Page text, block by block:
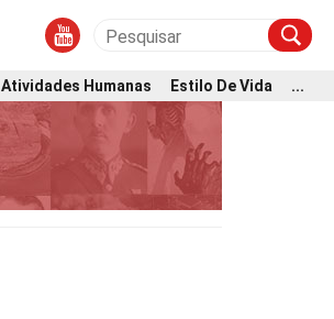
Atividades Humanas Estilo De Vida
...